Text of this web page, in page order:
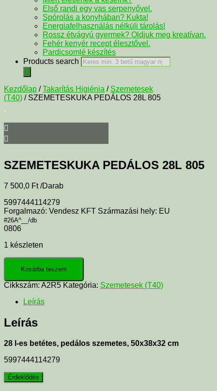
Első randi egy vas serpenyővel.
Spórolás a konyhában? Kukta!
Energiafelhasználás nélküli tárolás!
Rossz étvágyú gyermek? Oldjuk meg kreatívan.
Fehér kenyér recept élesztővel.
Pardicsomlé készítés
Products search
Kezdőlap /Takarítás Higiénia / Szemetesek
(T40) / SZEMETESKUKA PEDÁLOS 28L 805
SZEMETESKUKA PEDÁLOS 28L 805
7 500,0 Ft /Darab
5997444114279
Forgalmazó: Vendesz KFT Származási hely: EU
#26A^__/db
0806
1 készleten
Kosárba teszem
Cikkszám: A2R5 Kategória: Szemetesek (T40)
Leírás
Leírás
28 l-es betétes, pedálos szemetes, 50x38x32 cm
5997444114279